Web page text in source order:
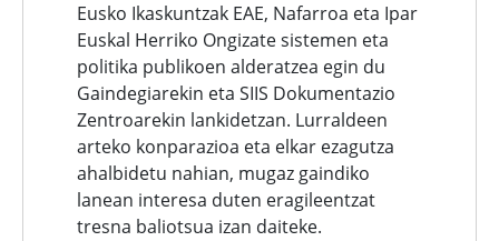
Eusko Ikaskuntzak EAE, Nafarroa eta Ipar
Euskal Herriko Ongizate sistemen eta
politika publikoen alderatzea egin du
Gaindegiarekin eta SIIS Dokumentazio
Zentroarekin lankidetzan. Lurraldeen
arteko konparazioa eta elkar ezagutza
ahalbidetu nahian, mugaz gaindiko
lanean interesa duten eragileentzat
tresna baliotsua izan daiteke.